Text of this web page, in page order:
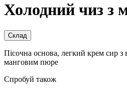
Холодний чиз з
Склад
Пісочна основа, легкий крем сир
манговим пюре
Cпробуй також